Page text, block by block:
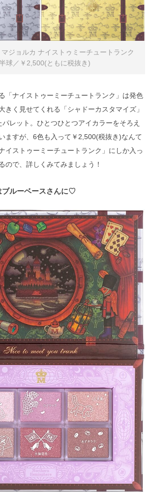
ジョルカ ナイストゥミーチュートランク
球／￥2,500(ともに税抜き)
「ナイストゥーミーチュートランク」は発色
きく見せてくれる「シャドーカスタマイズ」
レット。ひとつひとつアイカラーをそろえ
ますが、6色も入って￥2,500(税抜き)なんて
ストゥーミーチュートランク」にしか入っ
ので、詳しくみてみましょう！
ブルーベースさんに♡